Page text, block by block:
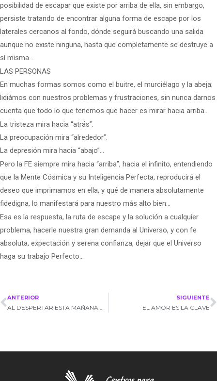
posibilidad de escapar que existe por arriba de ella, sin embargo,
persiste tratando de encontrar alguna forma de escape por los
laterales cercanos al fondo, dónde seguirá buscando una salida
aunque no existe ninguna, hasta que completamente se destruye a
sí misma…
LAS PERSONAS
En muchas formas somos como el buitre, el murciélago y la abeja;
lidiámos con nuestros problemas y frustraciones, sin nunca darnos
cuenta que todo lo que tenemos que hacer es mirar hacia arriba…
La tristeza mira hacia “atrás”.
La preocupación mira “alrededor”.
La depresión mira hacia “abajo”…
Pero la FE siempre mira hacia “arriba”, hacia el infinito, entendiendo
que la Mente Cósmica y su Inteligencia Perfecta, reproducirá el
deseo que imprimamos en ella, y qué de manera absolutamente
fidedigna, lo manifestará para nuestro más alto bien…
Esa es la respuesta, la ruta de escape y la solución a cualquier
problema, hacerle nuestra gran demanda al Universo, y con fe
absoluta, expectación y serena confianza, dejar que el Universo
haga su trabajo Perfecto…
ANTERIOR
AL DESPERTAR ESTA MAÑANA ME PREGUNTÉ
SIGUIENTE
EL AMOR ES LA CLAVE